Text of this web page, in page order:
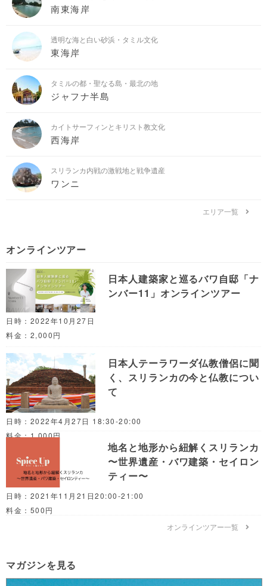
南東海岸
透明な海と白い砂浜・タミル文化
東海岸
タミルの都・聖なる島・最北の地
ジャフナ半島
カイトサーフィンとキリスト教文化
西海岸
スリランカ内戦の激戦地と戦争遺産
ワンニ
エリア一覧
オンラインツアー
日本人建築家と巡るバワ自邸「ナ
ンバー11」オンラインツアー
日時：2022年10月27日
料金：2,000円
日本人テーラワーダ仏教僧侶に聞
く、スリランカの今と仏教につい
て
日時：2022年4月27日 18:30-20:00
料金：1,000円
地名と地形から紐解くスリランカ
〜世界遺産・バワ建築・セイロン
ティー〜
日時：2021年11月21日20:00-21:00
料金：500円
オンラインツアー一覧
マガジンを見る